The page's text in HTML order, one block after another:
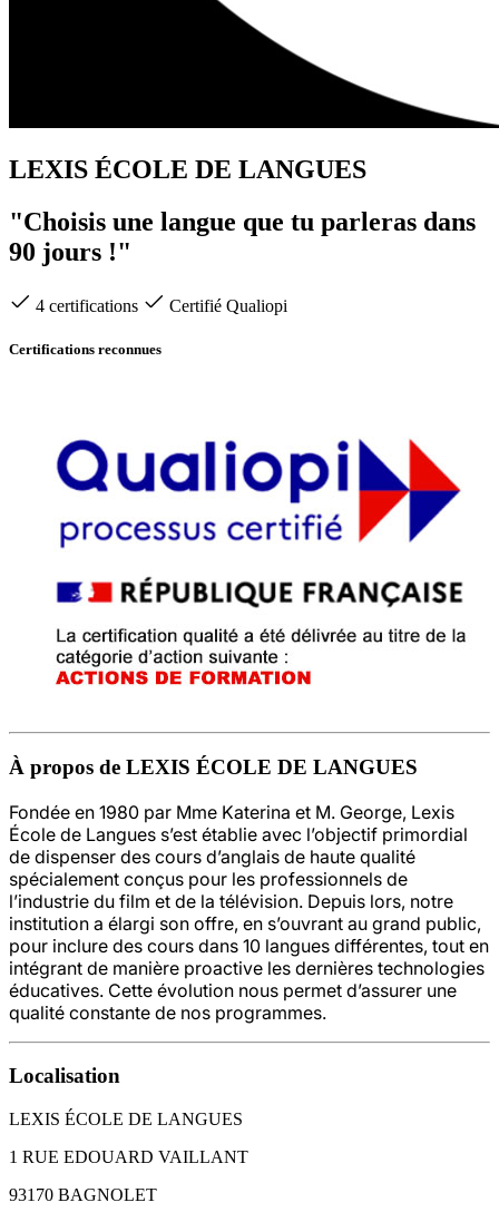
LEXIS ÉCOLE DE LANGUES
"Choisis une langue que tu parleras dans
90 jours !"
4 certifications Certifié Qualiopi
Certifications reconnues
À propos de LEXIS ÉCOLE DE LANGUES
Fondée en 1980 par Mme Katerina et M. George, Lexis
École de Langues s’est établie avec l’objectif primordial
de dispenser des cours d’anglais de haute qualité
spécialement conçus pour les professionnels de
l’industrie du film et de la télévision. Depuis lors, notre
institution a élargi son offre, en s’ouvrant au grand public,
pour inclure des cours dans 10 langues différentes, tout en
intégrant de manière proactive les dernières technologies
éducatives. Cette évolution nous permet d’assurer une
qualité constante de nos programmes.
Localisation
LEXIS ÉCOLE DE LANGUES
1 RUE EDOUARD VAILLANT
93170 BAGNOLET